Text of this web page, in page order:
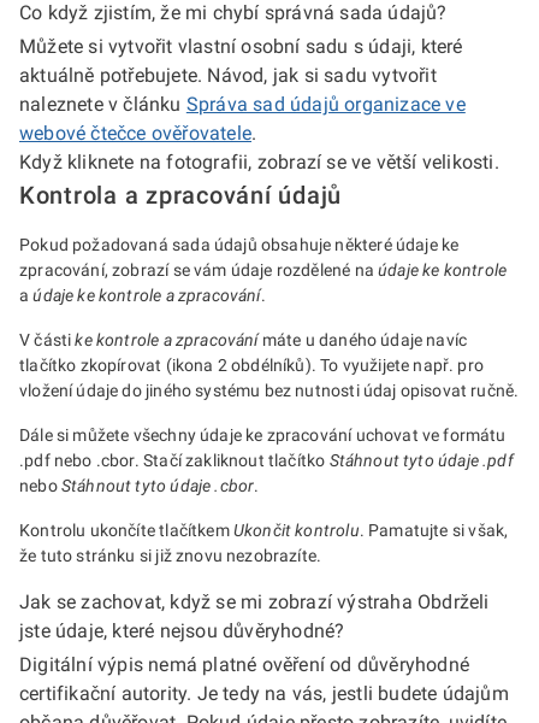
Co když zjistím, že mi chybí správná sada údajů?
Můžete si vytvořit vlastní osobní sadu s údaji, které
aktuálně potřebujete. Návod, jak si sadu vytvořit
naleznete v článku Správa sad údajů organizace ve
webové čtečce ověřovatele.
Když kliknete na fotografii, zobrazí se ve větší velikosti.
Kontrola a zpracování údajů
Pokud požadovaná sada údajů obsahuje některé údaje ke
zpracování, zobrazí se vám údaje rozdělené naúdaje ke kontrole
aúdaje ke kontrole a zpracování.
V částike kontrole a zpracovánímáte u daného údaje navíc
tlačítko zkopírovat (ikona 2 obdélníků). To využijete např. pro
vložení údaje do jiného systému bez nutnosti údaj opisovat ručně.
Dále si můžete všechny údaje ke zpracování uchovat ve formátu
.pdf nebo .cbor. Stačí zakliknout tlačítko Stáhnout tyto údaje .pdf
neboStáhnout tyto údaje .cbor.
Kontrolu ukončíte tlačítkemUkončit kontrolu. Pamatujte si však,
že tuto stránku si již znovu nezobrazíte.
Jak se zachovat, když se mi zobrazí výstraha Obdrželi
jste údaje, které nejsou důvěryhodné?
Digitální výpis nemá platné ověření od důvěryhodné
certifikační autority. Je tedy na vás, jestli budete údajům